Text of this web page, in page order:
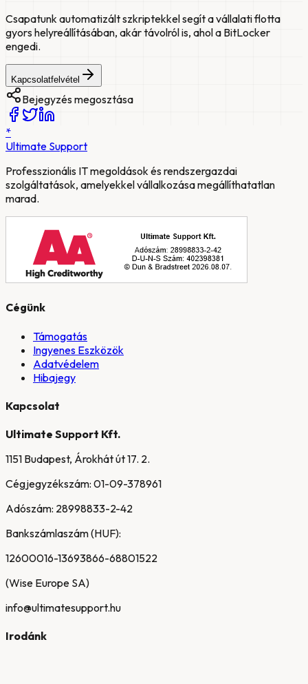
Csapatunk automatizált szkriptekkel segít a vállalati flotta
gyors helyreállításában, akár távolról is, ahol a BitLocker
engedi.
Kapcsolatfelvétel
Bejegyzés megosztása
*
Ultimate Support
Professzionális IT megoldások és rendszergazdai
szolgáltatások, amelyekkel vállalkozása megállíthatatlan
marad.
Cégünk
Támogatás
Ingyenes Eszközök
Adatvédelem
Hibajegy
Kapcsolat
Ultimate Support Kft.
1151 Budapest, Árokhát út 17. 2.
Cégjegyzékszám: 01-09-378961
Adószám: 28998833-2-42
Bankszámlaszám (HUF):
12600016-13693866-68801522
(Wise Europe SA)
info@ultimatesupport.hu
Irodánk